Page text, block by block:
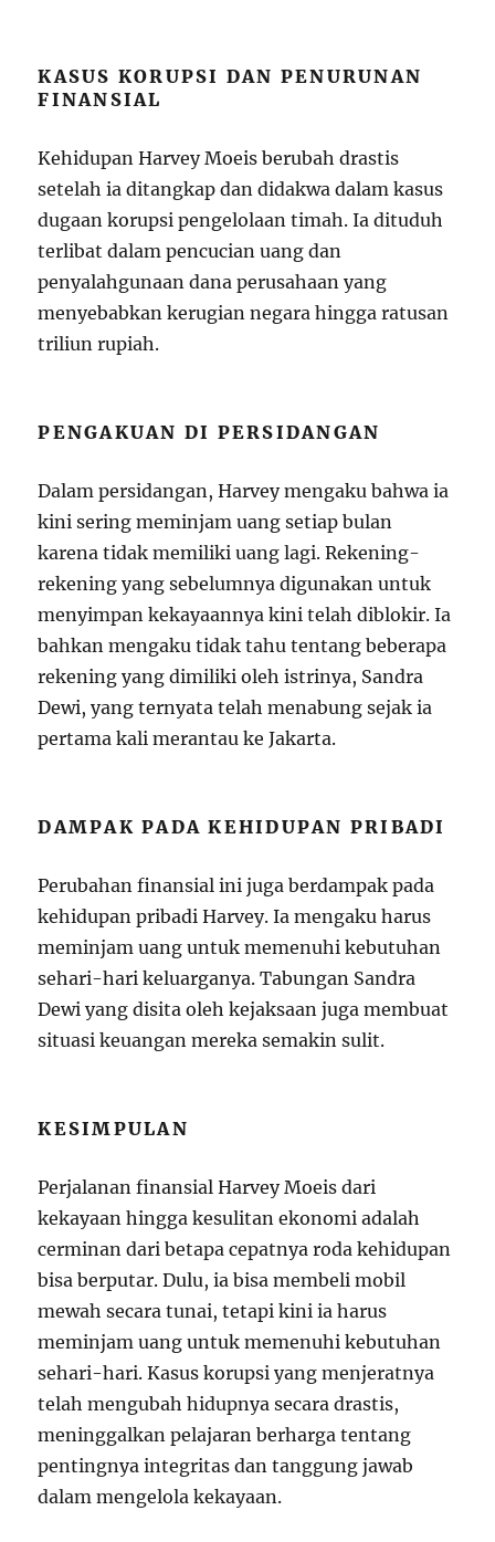
KASUS KORUPSI DAN PENURUNAN
FINANSIAL
Kehidupan Harvey Moeis berubah drastis
setelah ia ditangkap dan didakwa dalam kasus
dugaan korupsi pengelolaan timah. Ia dituduh
terlibat dalam pencucian uang dan
penyalahgunaan dana perusahaan yang
menyebabkan kerugian negara hingga ratusan
triliun rupiah.
PENGAKUAN DI PERSIDANGAN
Dalam persidangan, Harvey mengaku bahwa ia
kini sering meminjam uang setiap bulan
karena tidak memiliki uang lagi. Rekening-
rekening yang sebelumnya digunakan untuk
menyimpan kekayaannya kini telah diblokir. Ia
bahkan mengaku tidak tahu tentang beberapa
rekening yang dimiliki oleh istrinya, Sandra
Dewi, yang ternyata telah menabung sejak ia
pertama kali merantau ke Jakarta.
DAMPAK PADA KEHIDUPAN PRIBADI
Perubahan finansial ini juga berdampak pada
kehidupan pribadi Harvey. Ia mengaku harus
meminjam uang untuk memenuhi kebutuhan
sehari-hari keluarganya. Tabungan Sandra
Dewi yang disita oleh kejaksaan juga membuat
situasi keuangan mereka semakin sulit.
KESIMPULAN
Perjalanan finansial Harvey Moeis dari
kekayaan hingga kesulitan ekonomi adalah
cerminan dari betapa cepatnya roda kehidupan
bisa berputar. Dulu, ia bisa membeli mobil
mewah secara tunai, tetapi kini ia harus
meminjam uang untuk memenuhi kebutuhan
sehari-hari. Kasus korupsi yang menjeratnya
telah mengubah hidupnya secara drastis,
meninggalkan pelajaran berharga tentang
pentingnya integritas dan tanggung jawab
dalam mengelola kekayaan.